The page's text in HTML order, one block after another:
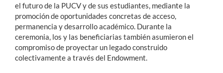
el futuro de la PUCV y de sus estudiantes, mediante la
promoción de oportunidades concretas de acceso,
permanencia y desarrollo académico. Durante la
ceremonia, los y las beneficiarias también asumieron el
compromiso de proyectar un legado construido
colectivamente a través del Endowment.